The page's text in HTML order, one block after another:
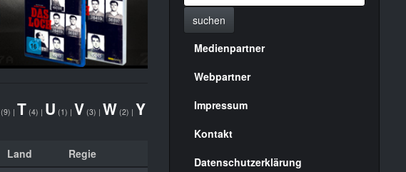
(9) | T (4) | U (1) | V (3) | W (2) | Y
Land Regie
suchen
Menülinks
rechte
Seite
Medienpartner
Webpartner
Impressum
Kontakt
Datenschutzerklärung